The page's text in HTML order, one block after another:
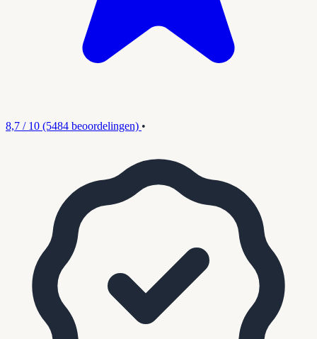
8,7 / 10 (5484 beoordelingen) •